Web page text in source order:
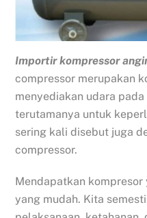
Importir kompressor
compressor merupakan
menyediakan udara
terutamanya untuk
sering kali disebut juga
compressor.
Mendapatkan
yang mudah. Kita